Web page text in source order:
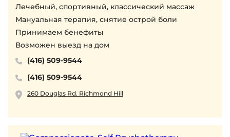
Лечебный, спортивный, классический массаж
Мануальная терапия, снятие острой боли
Принимаем бенефиты
Возможен выезд на дом
(416) 509-9544
(416) 509-9544
260 Douglas Rd. Richmond Hill